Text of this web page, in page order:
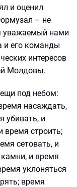
и оценил
– не
уважаемый нами
и его команды
интересов
Молдовы.
под небом:
насаждать,
убивать, и
время строить;
сетовать, и
и время
уклоняться
время